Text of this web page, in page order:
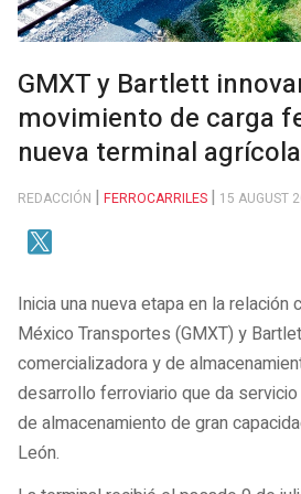
GMXT y Bartlett
movimiento de carga
nueva terminal agrícola
REDACCIÓN FERROCARRILES 15 AUGUST
Inicia una nueva etapa en la relación
México Transportes (GMXT) y
comercializadora y de
desarrollo ferroviario que da servicio
de almacenamiento de gran
León.